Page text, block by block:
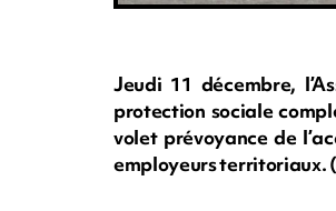
Jeudi 11 décembre,
protection sociale
volet prévoyance de
employeurs territoriaux.